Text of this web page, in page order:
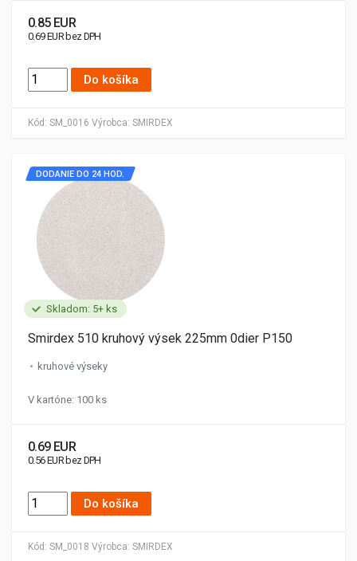
Kód: SM_0016 Výrobca: SMIRDEX
0.85 EUR
0.69 EUR bez DPH
Do košíka
Skladom: 5+ ks
Kód: SM_0018 Výrobca: SMIRDEX
DODANIE DO 24 HOD.
Smirdex 510 kruhový výsek 225mm 0dier P150
kruhové výseky
V kartóne: 100 ks
0.69 EUR
0.56 EUR bez DPH
Do košíka